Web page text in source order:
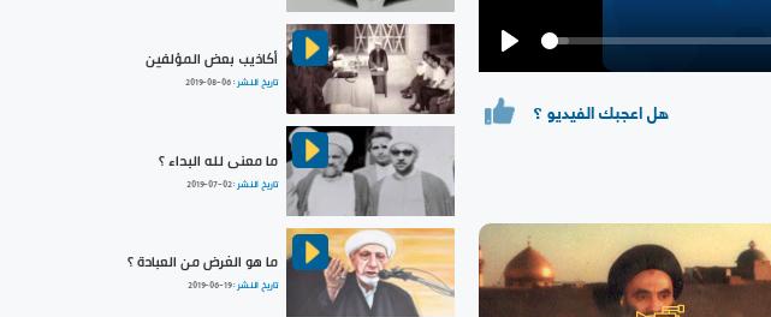
هل اعجبك الفيديو ؟
أكاذيب بعض المؤلفين
تاريخ النشر :2019-08-06
ما معنى لله البداء ؟
تاريخ النشر :2019-07-02
ما هو الغرض من العبادة ؟
تاريخ النشر :2019-06-19